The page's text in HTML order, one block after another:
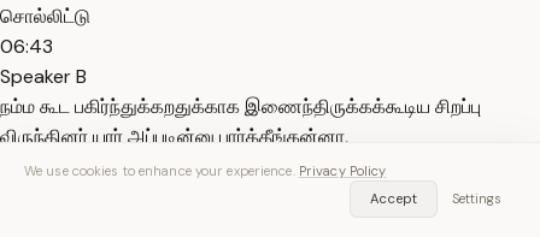
சொல்லிட்டு
06:43
Speaker B
நம்ம கூட பகிர்ந்துக்கறதுக்காக இணைந்திருக்கக்கூடிய சிறப்பு
விருந்தினர் யார் அப்படின்னு பார்த்தீங்கன்னா,
06:47
We use cookies to enhance your experience. Privacy Policy
Accept
Settings